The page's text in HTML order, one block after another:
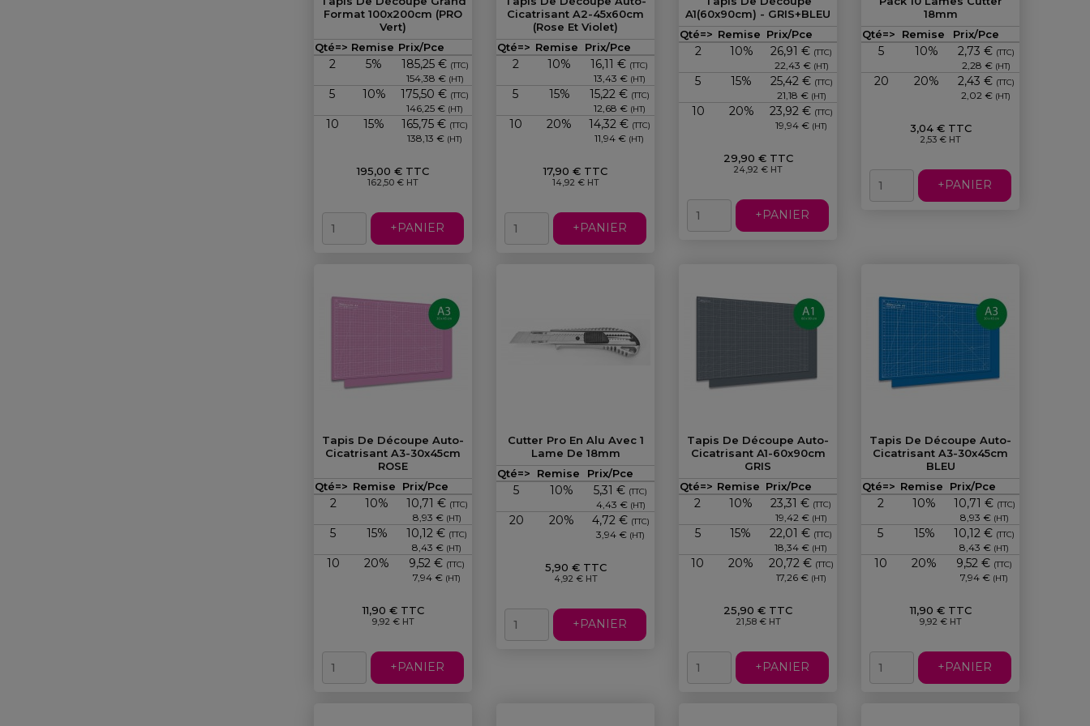
Format 100x200cm (PRO
Vert)
Prix
Qté=> Remise Prix/Pce
2 5% 185,25 € (TTC)
154,38 € (HT)
5 10% 175,50 € (TTC)
146,25 € (HT)
10 15% 165,75 € (TTC)
138,13 € (HT)
195,00 € TTC
162,50 € HT
+PANIER
Cicatrisant A2-45x60cm
(Rose Et Violet)
Prix
Qté=> Remise Prix/Pce
2 10% 16,11 € (TTC)
13,43 € (HT)
5 15% 15,22 € (TTC)
12,68 € (HT)
10 20% 14,32 € (TTC)
11,94 € (HT)
17,90 € TTC
14,92 € HT
+PANIER
A1(60x90cm) - GRIS+BLEU
Prix
Qté=> Remise Prix/Pce
2 10% 26,91 € (TTC)
22,43 € (HT)
5 15% 25,42 € (TTC)
21,18 € (HT)
10 20% 23,92 € (TTC)
19,94 € (HT)
29,90 € TTC
24,92 € HT
+PANIER
18mm
Prix
Qté=> Remise Prix/Pce
5 10% 2,73 € (TTC)
2,28 € (HT)
20 20% 2,43 € (TTC)
2,02 € (HT)
3,04 € TTC
2,53 € HT
+PANIER
Tapis De Découpe Auto-
Cicatrisant A3-30x45cm
ROSE
Prix
Qté=> Remise Prix/Pce
2 10% 10,71 € (TTC)
8,93 € (HT)
5 15% 10,12 € (TTC)
8,43 € (HT)
10 20% 9,52 € (TTC)
7,94 € (HT)
11,90 € TTC
9,92 € HT
+PANIER
Cutter Pro En Alu Avec 1
Lame De 18mm
Prix
Qté=> Remise Prix/Pce
5 10% 5,31 € (TTC)
4,43 € (HT)
20 20% 4,72 € (TTC)
3,94 € (HT)
5,90 € TTC
4,92 € HT
+PANIER
Tapis De Découpe Auto-
Cicatrisant A1-60x90cm
GRIS
Prix
Qté=> Remise Prix/Pce
2 10% 23,31 € (TTC)
19,42 € (HT)
5 15% 22,01 € (TTC)
18,34 € (HT)
10 20% 20,72 € (TTC)
17,26 € (HT)
25,90 € TTC
21,58 € HT
+PANIER
Tapis De Découpe Auto-
Cicatrisant A3-30x45cm
BLEU
Prix
Qté=> Remise Prix/Pce
2 10% 10,71 € (TTC)
8,93 € (HT)
5 15% 10,12 € (TTC)
8,43 € (HT)
10 20% 9,52 € (TTC)
7,94 € (HT)
11,90 € TTC
9,92 € HT
+PANIER